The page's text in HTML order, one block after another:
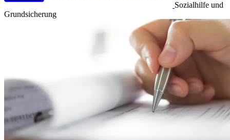
Sozialhilfe und
Grundsicherung